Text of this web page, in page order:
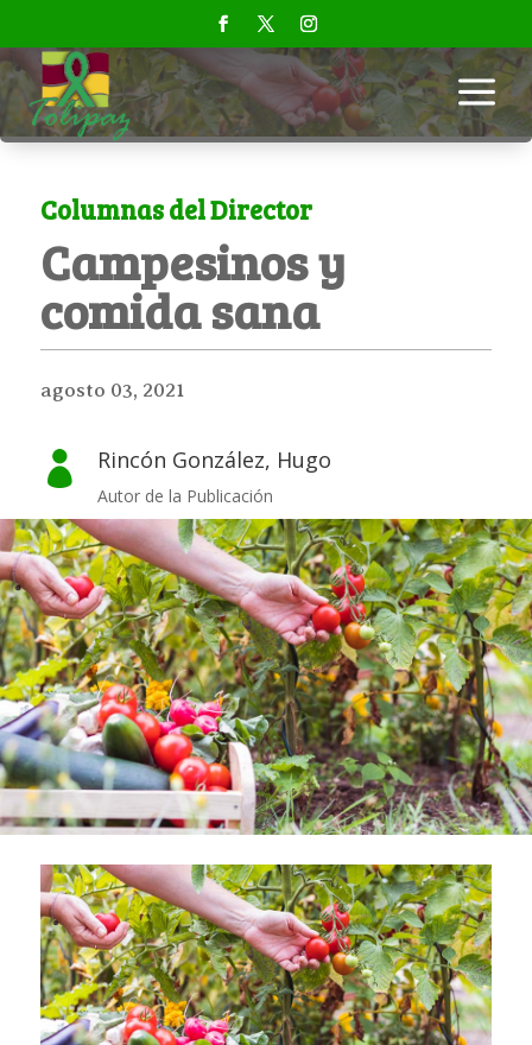
a
Columnas del Director
Campesinos y
comida sana
agosto 03, 2021
 Rincón González, Hugo
Autor de la Publicación